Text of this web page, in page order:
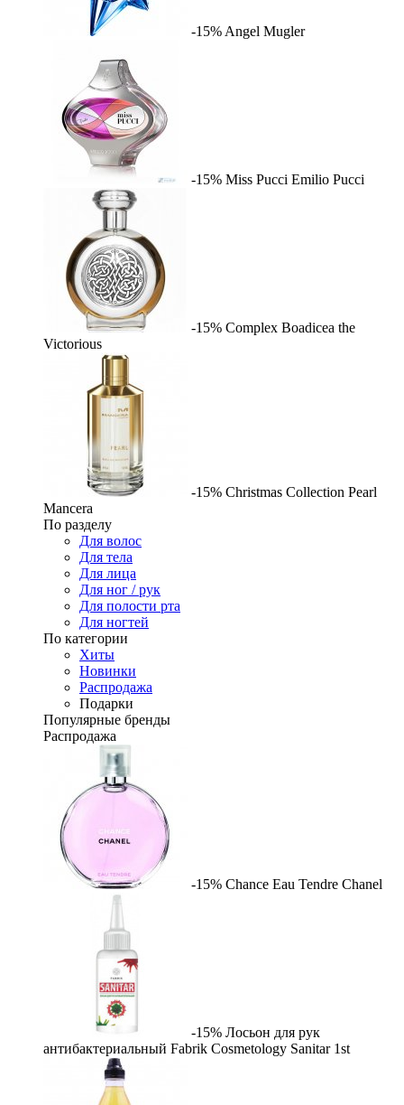
-15% Angel Mugler
-15% Miss Pucci Emilio Pucci
-15% Complex Boadicea the
Victorious
-15% Christmas Collection Pearl
Mancera
По разделу
Для волос
Для тела
Для лица
Для ног / рук
Для полости рта
Для ногтей
По категории
Хиты
Новинки
Распродажа
Подарки
Популярные бренды
Распродажа
-15% Chance Eau Tendre Chanel
-15% Лосьон для рук
антибактериальный Fabrik Cosmetology Sanitar 1st